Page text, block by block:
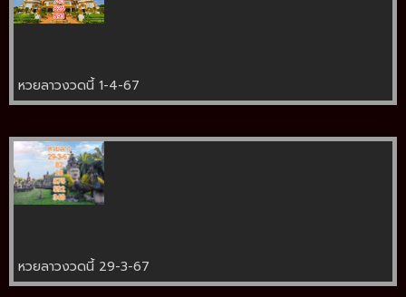
หวยลาวงวดนี้ 1-4-67
หวยลาวงวดนี้ 29-3-67